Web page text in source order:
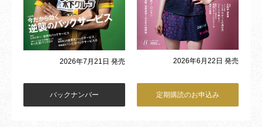
2026年7月21日 発売 2026年6月22日 発売
バックナンバー 定期購読のお申込み